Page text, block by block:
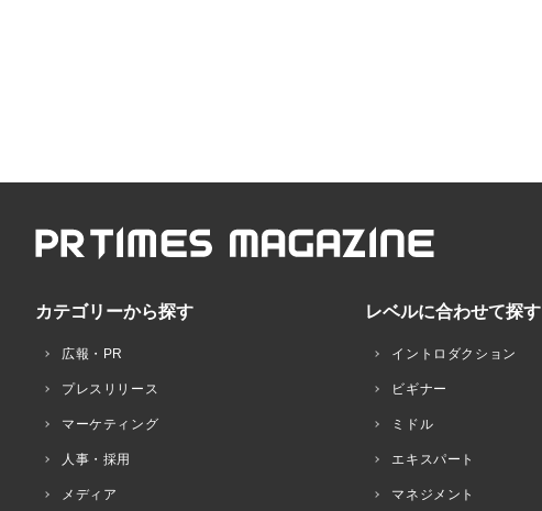
カテゴリーから探す
広報・PR
プレスリリース
マーケティング
人事・採用
メディア
レベルに合わせて探す
イントロダクション
ビギナー
ミドル
エキスパート
マネジメント